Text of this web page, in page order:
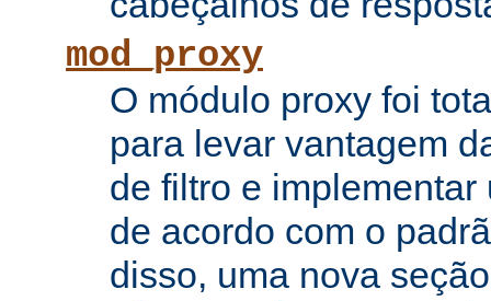
mod_proxy
O módulo proxy foi
para levar vantagem
de filtro e
de acordo com o
disso, uma nova